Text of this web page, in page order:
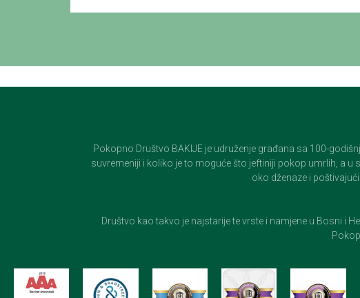
Pokopno Društvo BAKIJE je udruženje građana sa 100-
suvremeniji i koliko je to moguće što jeftiniji pokop umrlih, a
oko dženaze i
Društvo kao takvo je najstarije te vrste i namjene u Bosni i